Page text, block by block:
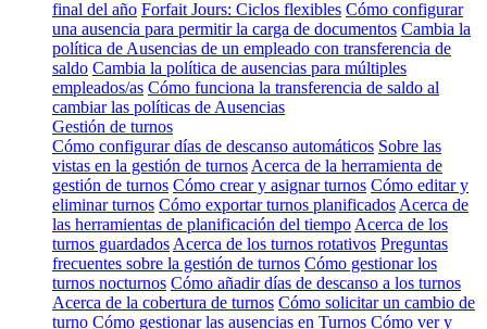
final del año Forfait Jours: Ciclos flexibles Cómo configurar
una ausencia para permitir la carga de documentos Cambia la
política de Ausencias de un empleado con transferencia de
saldo Cambia la política de ausencias para múltiples
empleados/as Cómo funciona la transferencia de saldo al
cambiar las políticas de Ausencias
Gestión de turnos
Cómo configurar días de descanso automáticos Sobre las
vistas en la gestión de turnos Acerca de la herramienta de
gestión de turnos Cómo crear y asignar turnos Cómo editar y
eliminar turnos Cómo exportar turnos planificados Acerca de
las herramientas de planificación del tiempo Acerca de los
turnos guardados Acerca de los turnos rotativos Preguntas
frecuentes sobre la gestión de turnos Cómo gestionar los
turnos nocturnos Cómo añadir días de descanso a los turnos
Acerca de la cobertura de turnos Cómo solicitar un cambio de
turno Cómo gestionar las ausencias en Turnos Cómo ver y